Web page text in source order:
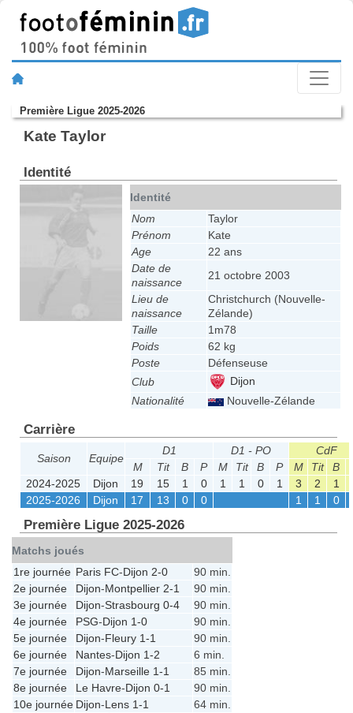
Première Ligue 2025-2026
Kate Taylor
Identité
Identité
Nom
Taylor
Prénom
Kate
Age
22 ans
Date de
naissance
21 octobre 2003
Lieu de
naissance
Christchurch (Nouvelle-
Zélande)
Taille
1m78
Poids
62 kg
Poste
Défenseuse
Club
Dijon
Nationalité
Nouvelle-Zélande
Carrière
Saison Equipe
D1 D1 - PO
CdF
M
Tit B P M Tit B P M Tit B
2024-2025
Dijon 19 15 1 0 1 1 0 1 3 2 1
2025-2026
Dijon 17 13 0 0 1 1 0
Première Ligue 2025-2026
Matchs joués
1re journée Paris FC-Dijon 2-0
90 min.
2e journée
Dijon-Montpellier 2-1
90 min.
3e journée
Dijon-Strasbourg 0-4
90 min.
4e journée
PSG-Dijon 1-0
90 min.
5e journée
Dijon-Fleury 1-1
90 min.
6e journée
Nantes-Dijon 1-2
6 min.
7e journée
Dijon-Marseille 1-1
85 min.
8e journée
Le Havre-Dijon 0-1
90 min.
10e journée Dijon-Lens 1-1
64 min.